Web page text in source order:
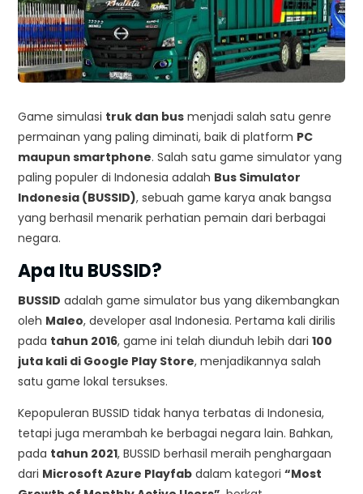
Game simulasi truk dan bus menjadi salah satu genre
permainan yang paling diminati, baik di platform PC
maupun smartphone. Salah satu game simulator yang
paling populer di Indonesia adalah Bus Simulator
Indonesia (BUSSID), sebuah game karya anak bangsa
yang berhasil menarik perhatian pemain dari berbagai
negara.
Apa Itu BUSSID?
BUSSID adalah game simulator bus yang dikembangkan
oleh Maleo, developer asal Indonesia. Pertama kali dirilis
pada tahun 2016, game ini telah diunduh lebih dari100
juta kali di Google Play Store, menjadikannya salah
satu game lokal tersukses.
Kepopuleran BUSSID tidak hanya terbatas di Indonesia,
tetapi juga merambah ke berbagai negara lain. Bahkan,
pada tahun 2021, BUSSID berhasil meraih penghargaan
dari Microsoft Azure Playfab dalam kategori“Most